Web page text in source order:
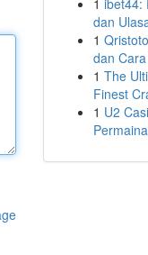
1 ibet44:
dan
1
dan
1 The
Finest
1 U2